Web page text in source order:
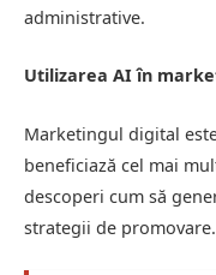
administrative.
Utilizarea AI în
Marketingul digital
beneficiază cel mai
descoperi cum să
strategii de promovare.